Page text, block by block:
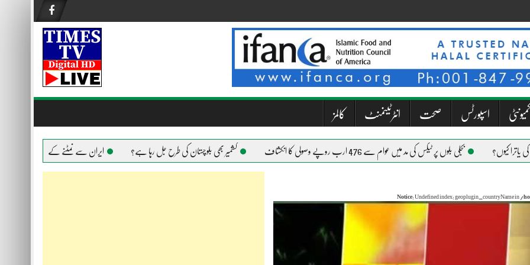
کمیونٹی اسپورٹس صحت انٹرٹینمنٹ کالمز
بجلی بلوں پر ٹیکس کی مد میں عوام سے 476 ارب روپے وصولی کا انکشاف کشمیر بھی بلوچستان کی طرح جل رہا ہے؟ ایران سے نمٹنے کے لیے امریکا ہر
Notice: Undefined index: geoplugin_countryName in /